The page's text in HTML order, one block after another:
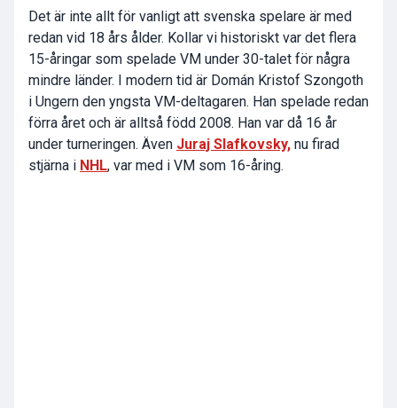
Det är inte allt för vanligt att svenska spelare är med
redan vid 18 års ålder. Kollar vi historiskt var det flera
15-åringar som spelade VM under 30-talet för några
mindre länder. I modern tid är Domán Kristof Szongoth
i Ungern den yngsta VM-deltagaren. Han spelade redan
förra året och är alltså född 2008. Han var då 16 år
under turneringen. Även Juraj Slafkovsky, nu firad
stjärna i NHL, var med i VM som 16-åring.